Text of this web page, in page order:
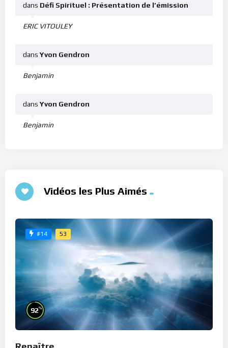
ERIC VITOULEY
dans Défi Spirituel : Présentation de l’émission
Benjamin
dans Yvon Gendron
Benjamin
dans Yvon Gendron
Vidéos les Plus Aimés
#14 53
92%